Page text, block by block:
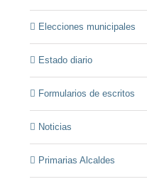
Elecciones municipales
Estado diario
Formularios de escritos
Noticias
Primarias Alcaldes